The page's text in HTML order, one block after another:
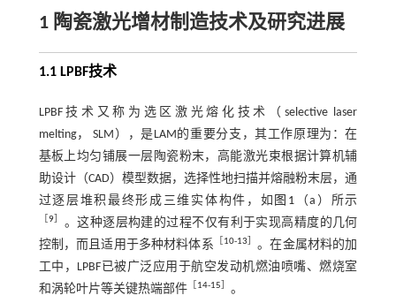
1 陶瓷激光增材制造技术及研究进展
1.1 LPBF技术
LPBF技术又称为选区激光熔化技术（selective laser
melting， SLM），是LAM的重要分支，其工作原理为：在
基板上均匀铺展一层陶瓷粉末，高能激光束根据计算机辅
助设计（CAD）模型数据，选择性地扫描并熔融粉末层，通
过逐层堆积最终形成三维实体构件，如 图1（a）所示
［9
。这种逐层构建的过程不仅有利于实现高精度的几何
控制，而且适用于多种材料体系
10-13
。在金属材料的加
工中，LPBF已被广泛应用于航空发动机燃油喷嘴、燃烧室
和涡轮叶片等关键热端部件
14-15 。